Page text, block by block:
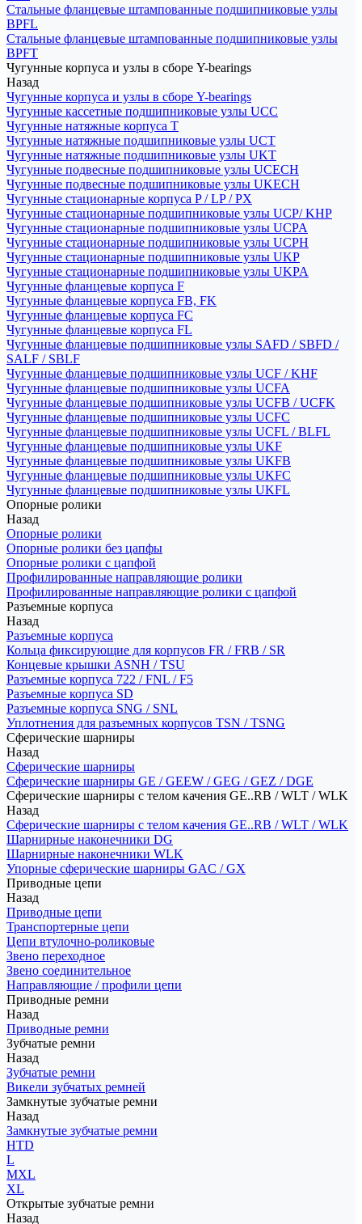
Стальные фланцевые штампованные подшипниковые узлы
BPFL
Стальные фланцевые штампованные подшипниковые узлы
BPFT
Чугунные корпуса и узлы в сборе Y-bearings
Назад
Чугунные корпуса и узлы в сборе Y-bearings
Чугунные кассетные подшипниковые узлы UCC
Чугунные натяжные корпуса T
Чугунные натяжные подшипниковые узлы UCT
Чугунные натяжные подшипниковые узлы UKT
Чугунные подвесные подшипниковые узлы UCECH
Чугунные подвесные подшипниковые узлы UKECH
Чугунные стационарные корпуса P / LP / PX
Чугунные стационарные подшипниковые узлы UCP/ KHP
Чугунные стационарные подшипниковые узлы UCPA
Чугунные стационарные подшипниковые узлы UCPH
Чугунные стационарные подшипниковые узлы UKP
Чугунные стационарные подшипниковые узлы UKPA
Чугунные фланцевые корпуса F
Чугунные фланцевые корпуса FB, FK
Чугунные фланцевые корпуса FC
Чугунные фланцевые корпуса FL
Чугунные фланцевые подшипниковые узлы SAFD / SBFD /
SALF / SBLF
Чугунные фланцевые подшипниковые узлы UCF / KHF
Чугунные фланцевые подшипниковые узлы UCFA
Чугунные фланцевые подшипниковые узлы UCFB / UCFK
Чугунные фланцевые подшипниковые узлы UCFC
Чугунные фланцевые подшипниковые узлы UCFL / BLFL
Чугунные фланцевые подшипниковые узлы UKF
Чугунные фланцевые подшипниковые узлы UKFB
Чугунные фланцевые подшипниковые узлы UKFC
Чугунные фланцевые подшипниковые узлы UKFL
Опорные ролики
Назад
Опорные ролики
Опорные ролики без цапфы
Опорные ролики с цапфой
Профилированные направляющие ролики
Профилированные направляющие ролики с цапфой
Разъемные корпуса
Назад
Разъемные корпуса
Кольца фиксирующие для корпусов FR / FRB / SR
Концевые крышки ASNH / TSU
Разъемные корпуса 722 / FNL / F5
Разъемные корпуса SD
Разъемные корпуса SNG / SNL
Уплотнения для разъемных корпусов TSN / TSNG
Сферические шарниры
Назад
Сферические шарниры
Сферические шарниры GE / GEEW / GEG / GEZ / DGE
Сферические шарниры с телом качения GE..RB / WLT / WLK
Назад
Сферические шарниры с телом качения GE..RB / WLT / WLK
Шарнирные наконечники DG
Шарнирные наконечники WLK
Упорные сферические шарниры GAC / GX
Приводные цепи
Назад
Приводные цепи
Транспортерные цепи
Цепи втулочно-роликовые
Звено переходное
Звено соединительное
Направляющие / профили цепи
Приводные ремни
Назад
Приводные ремни
Зубчатые ремни
Назад
Зубчатые ремни
Викели зубчатых ремней
Замкнутые зубчатые ремни
Назад
Замкнутые зубчатые ремни
HTD
L
MXL
XL
Открытые зубчатые ремни
Назад